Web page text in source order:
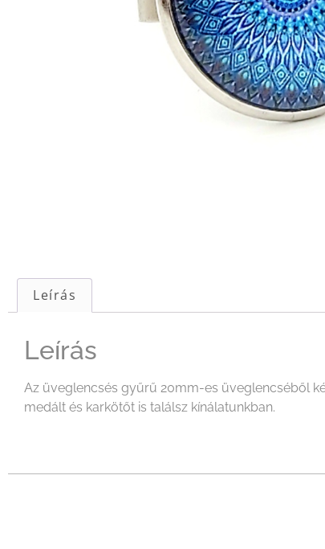
Leírás
Leírás
Az üveglencsés gyűrű 20mm-es üveglencséből
medált és karkötőt is találsz kínálatunkban.